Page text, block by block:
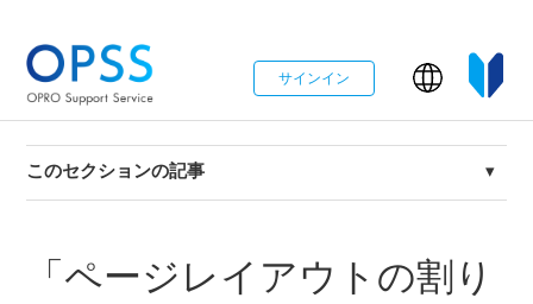
サインイン
このセクションの記事
「ページレイアウトの割り